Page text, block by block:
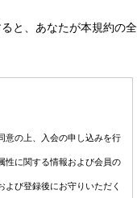
と、あなたが本規約の全